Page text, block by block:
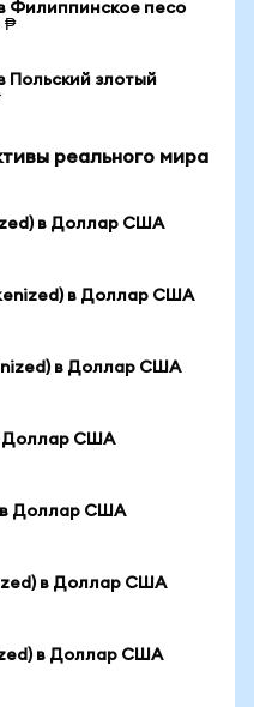
Филиппинское песо
₱
Польский злотый
реального мира
в Доллар США
в Доллар США
в Доллар США
Доллар США
в Доллар США
в Доллар США
в Доллар США